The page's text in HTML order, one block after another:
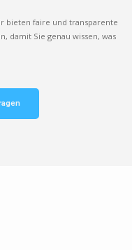
bieten faire und transparente
damit Sie genau wissen, was